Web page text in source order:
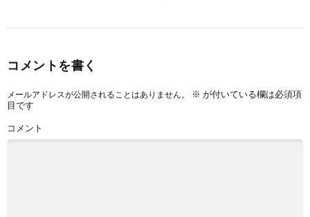
コメントを書く
メールアドレスが公開されることはありません。 ※ が付いている欄は必須項
目です
コメント